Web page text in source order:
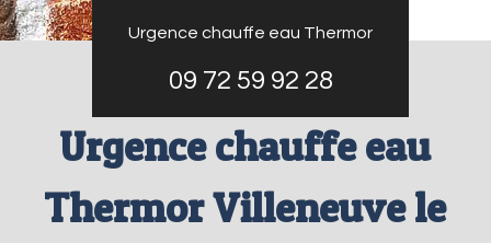
Urgence chauffe eau Thermor
09 72 59 92 28
Urgence chauffe eau
Thermor Villeneuve le